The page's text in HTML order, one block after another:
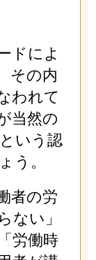
ドによ
その内
われて
当然の
いう認
う。
者の労
ない」
労働時